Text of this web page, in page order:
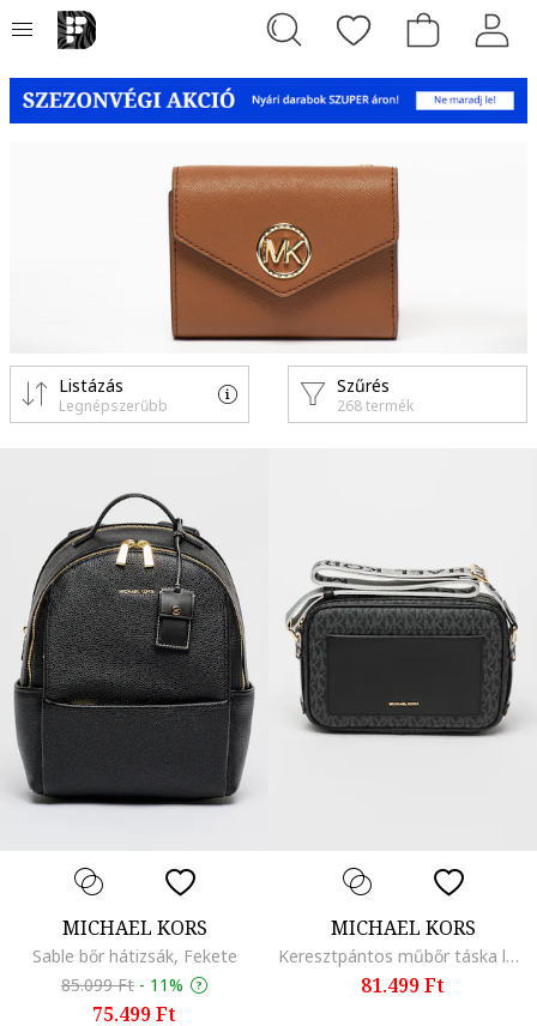
Szűrés
268 termék
Listázás
Legnépszerűbb
MICHAEL KORS
Sable bőr hátizsák, Fekete
85.099 Ft - 11%
75.499 Ft
MICHAEL KORS
Keresztpántos műbőr táska logómintával, Fekete
81.499 Ft